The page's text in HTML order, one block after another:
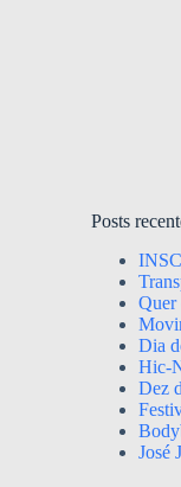
Posts
Quer
Dia
Hic-
Dez
José